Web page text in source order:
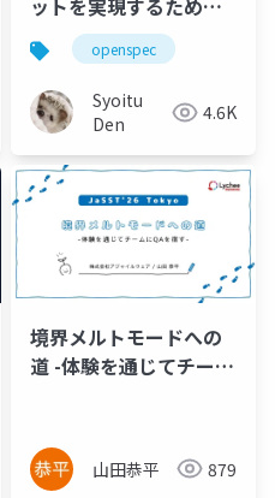
ットを実現するための
仕様駆動開発
openspec
Syoitu
Den
4.6K
境界メルトモードへの
道 -体験を通じてチーム
山田恭平 879